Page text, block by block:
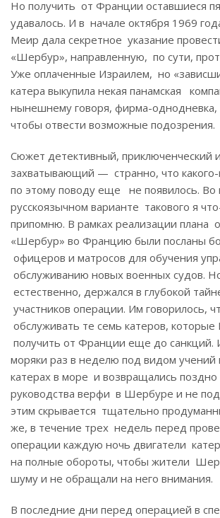
Но получить от Франции оставшиеся
удавалось. И в начале октября 1969
Меир дала секретное указание
«Шербур», направленную, по сути,
Уже оплаченные Израилем, но
катера выкупила некая панамская
нынешнему говоря, фирма-однодневка,
чтобы отвести возможные подозрения.
Сюжет детективный, приключенческий и
захватывающий — странно, что
по этому поводу еще не появилось. Во
русскоязычном варианте такового я
припомню. В рамках реализации плана
«Шербур» во Францию были посланы
офицеров и матросов для обучения
обслуживанию новых военных судов.
естественно, держался в глубокой
участников операции. Им говорилось,
обслуживать те семь катеров, которые
получить от Франции еще до санкций.
моряки раз в неделю под видом учений
катерах в море и возвращались
руководства верфи в Шербуре и не
этим скрывается тщательно
же, в течение трех недель перед
операции каждую ночь двигатели
на полные обороты, чтобы жители
шуму и не обращали на него внимания.
В последние дни перед операцией в